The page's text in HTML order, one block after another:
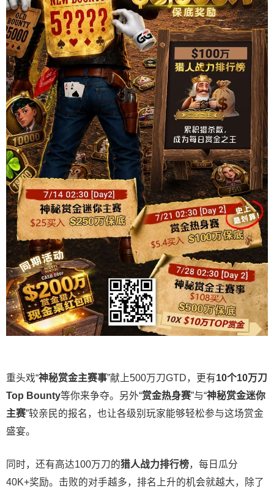
重头戏“神秘赏金主赛事”献上500万刀GTD，更有10个10万刀
Top Bounty等你来争夺。另外“赏金热身赛”与“神秘赏金迷你
主赛”较亲民的报名，也让各级别玩家能够轻松参与这场赏金
盛宴。
同时，还有高达100万刀的猎人战力排行榜，每日瓜分
40K+奖励。击败的对手越多，排名上升的机会就越大，除了